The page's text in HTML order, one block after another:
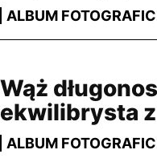
ALBUM
Wąż
ekwilibrysta
ALBUM